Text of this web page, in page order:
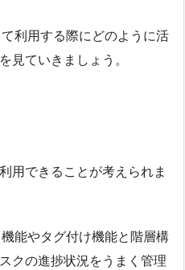
利用する際にどのように活
見ていきましょう。
用できることが考えられま
能やタグ付け機能と階層構
クの進捗状況をうまく管理